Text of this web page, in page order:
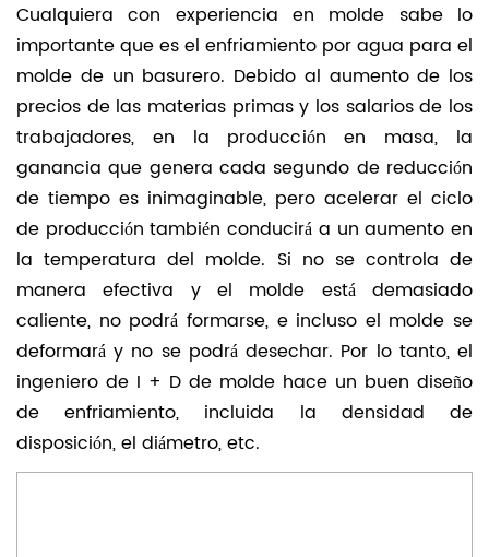
Cualquiera con experiencia en molde sabe lo
importante que es el enfriamiento por agua para el
molde de un basurero. Debido al aumento de los
precios de las materias primas y los salarios de los
trabajadores, en la producción en masa, la
ganancia que genera cada segundo de reducción
de tiempo es inimaginable, pero acelerar el ciclo
de producción también conducirá a un aumento en
la temperatura del molde. Si no se controla de
manera efectiva y el molde está demasiado
caliente, no podrá formarse, e incluso el molde se
deformará y no se podrá desechar. Por lo tanto, el
ingeniero de I + D de molde hace un buen diseño
de enfriamiento, incluida la densidad de
disposición, el diámetro, etc.